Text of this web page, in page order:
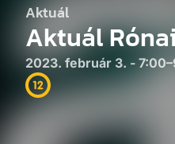
Aktuál
Aktuál
2023. február 3. -